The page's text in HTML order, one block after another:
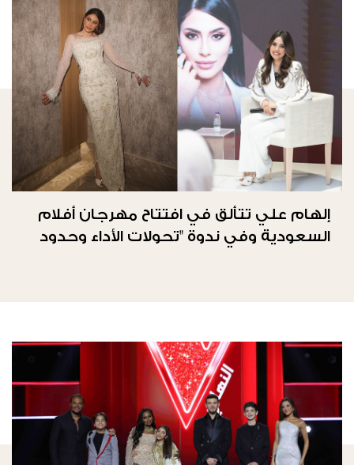
إلهام علي تتألق في افتتاح مهرجان أفلام
السعودية وفي ندوة "تحولات الأداء وحدود